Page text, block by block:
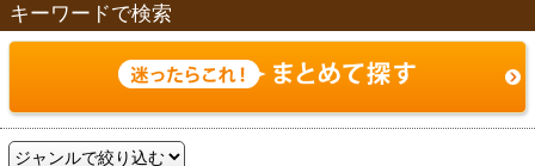
キーワードで検索